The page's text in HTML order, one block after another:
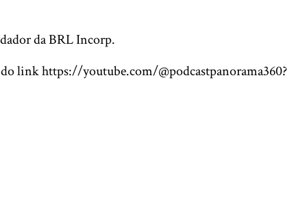
da BRL Incorp.
do link https://youtube.com/@podcastpanorama360?